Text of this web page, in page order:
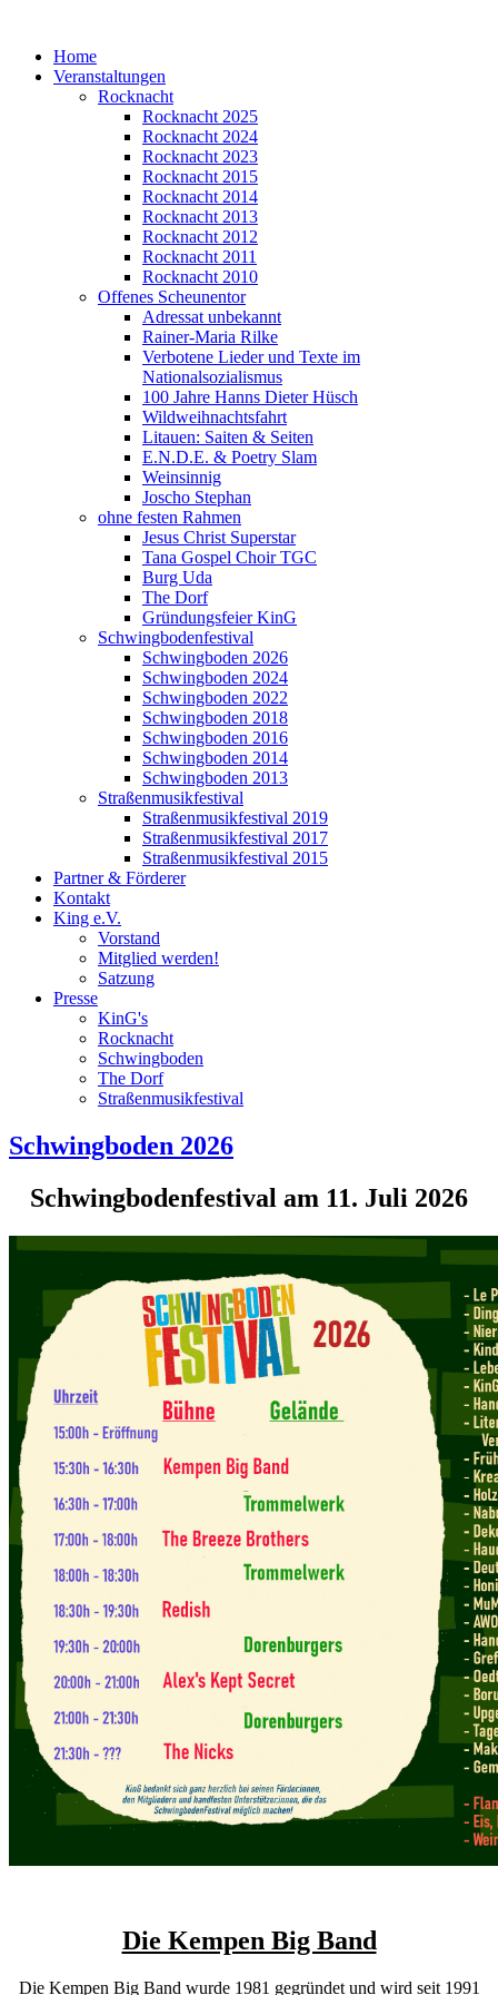
Home
Veranstaltungen
Rocknacht
Rocknacht 2025
Rocknacht 2024
Rocknacht 2023
Rocknacht 2015
Rocknacht 2014
Rocknacht 2013
Rocknacht 2012
Rocknacht 2011
Rocknacht 2010
Offenes Scheunentor
Adressat unbekannt
Rainer-Maria Rilke
Verbotene Lieder und Texte im
Nationalsozialismus
100 Jahre Hanns Dieter Hüsch
Wildweihnachtsfahrt
Litauen: Saiten & Seiten
E.N.D.E. & Poetry Slam
Weinsinnig
Joscho Stephan
ohne festen Rahmen
Jesus Christ Superstar
Tana Gospel Choir TGC
Burg Uda
The Dorf
Gründungsfeier KinG
Schwingbodenfestival
Schwingboden 2026
Schwingboden 2024
Schwingboden 2022
Schwingboden 2018
Schwingboden 2016
Schwingboden 2014
Schwingboden 2013
Straßenmusikfestival
Straßenmusikfestival 2019
Straßenmusikfestival 2017
Straßenmusikfestival 2015
Partner & Förderer
Kontakt
King e.V.
Vorstand
Mitglied werden!
Satzung
Presse
KinG's
Rocknacht
Schwingboden
The Dorf
Straßenmusikfestival
Schwingboden 2026
Schwingbodenfestival am 11. Juli 2026
Die Kempen Big Band
Die Kempen Big Band wurde 1981 gegründet und wird seit 1991